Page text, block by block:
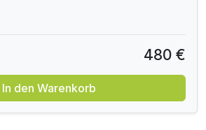
480 €
In den Warenkorb